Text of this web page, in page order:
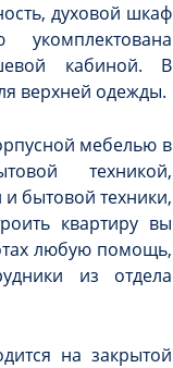
духовой шкаф
кабиной. В
верхней одежды.
мебелью в
техникой,
бытовой техники,
квартиру вы
любую помощь,
из отдела
на закрытой